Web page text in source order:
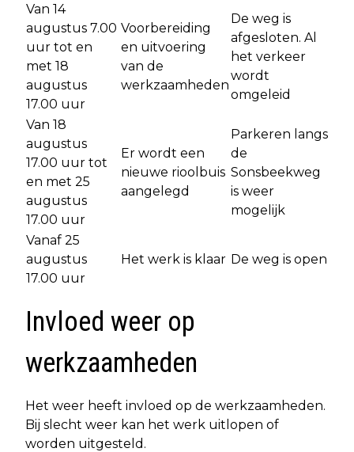
Van 14
augustus 7.00
uur tot en
met 18
augustus
17.00 uur
Voorbereiding
en uitvoering
van de
werkzaamheden
De weg is
afgesloten. Al
het verkeer
wordt
omgeleid
Van 18
augustus
17.00 uur tot
en met 25
augustus
17.00 uur
Er wordt een
nieuwe rioolbuis
aangelegd
Parkeren langs
de
Sonsbeekweg
is weer
mogelijk
Vanaf 25
augustus
17.00 uur
Het werk is klaar De weg is open
Invloed weer op
werkzaamheden
Het weer heeft invloed op de werkzaamheden.
Bij slecht weer kan het werk uitlopen of
worden uitgesteld.